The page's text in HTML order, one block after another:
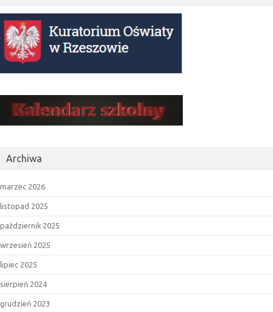
Archiwa
marzec 2026
listopad 2025
październik 2025
wrzesień 2025
lipiec 2025
sierpień 2024
grudzień 2023